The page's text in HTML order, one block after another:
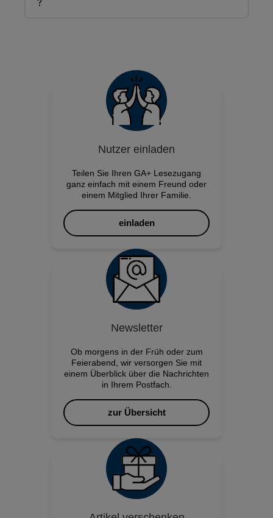
automatisch auf die Upgrade-Seite
?
GA+ auf ga.de nutzen. Loggen Sie sich
einfach mit Ihren ePaper Zugangsdaten
auf ga.de ein und genießen Sie Ihre
Mehrwerte mit GA+ Premium!
GA Print-Kundenkönnen sich
kostenloseinen Zugang zuGA+ Premium
einrichten.